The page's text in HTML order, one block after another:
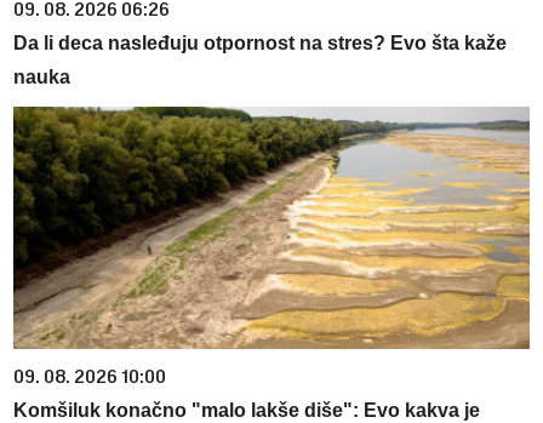
09. 08. 2026 06:26
Da li deca nasleđuju otpornost na stres? Evo šta kaže
nauka
09. 08. 2026 10:00
Komšiluk konačno "malo lakše diše": Evo kakva je